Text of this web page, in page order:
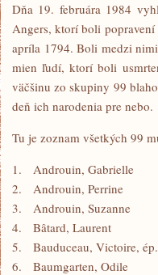
Dňa 19. februára 1984
Angers, ktorí boli
apríla 1794. Boli medzi
mien ľudí, ktorí boli
väčšinu zo skupiny 99
deň ich narodenia pre nebo.
Tu je zoznam všetkých 99
1. Androuin, Gabrielle
2. Androuin, Perrine
3. Androuin, Suzanne
4. Bâtard, Laurent
5. Bauduceau, Victoire,
6. Baumgarten, Odile